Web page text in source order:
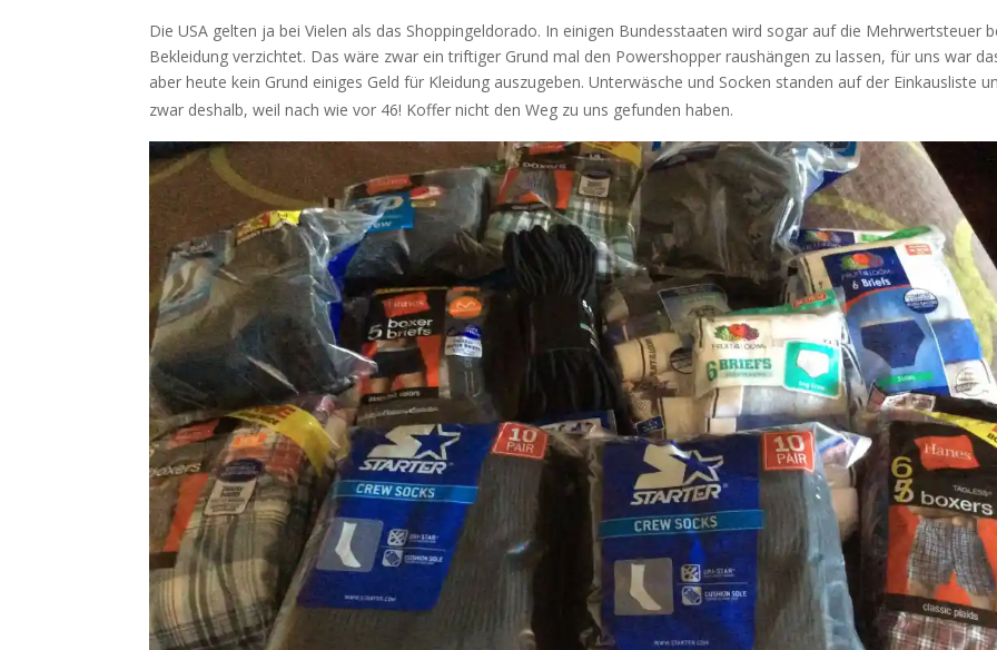
Die USA gelten ja bei Vielen als das Shoppingeldorado. In einigen Bundesstaaten wird sogar auf die Mehrwertsteuer
Bekleidung verzichtet. Das wäre zwar ein triftiger Grund mal den Powershopper raushängen zu lassen, für uns war
aber heute kein Grund einiges Geld für Kleidung auszugeben. Unterwäsche und Socken standen auf der Einkausliste
zwar deshalb, weil nach wie vor 46! Koffer nicht den Weg zu uns gefunden haben.